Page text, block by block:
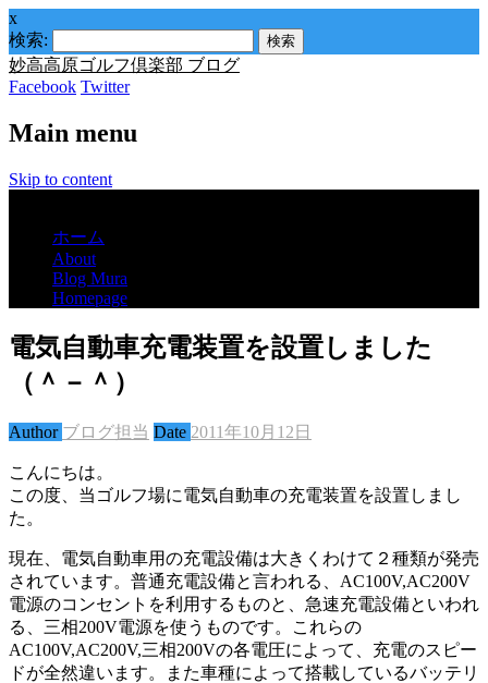
x
検索:
妙高高原ゴルフ倶楽部 ブログ
Facebook Twitter
Main menu
Skip to content
ホーム
About
Blog Mura
Homepage
電気自動車充電装置を設置しました
（＾－＾）
Author ブログ担当 Date 2011年10月12日
こんにちは。
この度、当ゴルフ場に電気自動車の充電装置を設置しまし
た。
現在、電気自動車用の充電設備は大きくわけて２種類が発売
されています。普通充電設備と言われる、AC100V,AC200V
電源のコンセントを利用するものと、急速充電設備といわれ
る、三相200V電源を使うものです。これらの
AC100V,AC200V,三相200Vの各電圧によって、充電のスピー
ドが全然違います。また車種によって搭載しているバッテリ